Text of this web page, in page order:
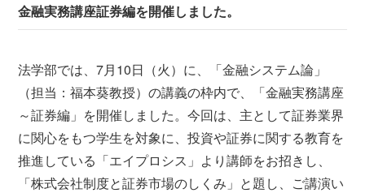
金融実務講座証券編を開催しました。
法学部では、7月10日（火）に、「金融システム論」
（担当：福本葵教授）の講義の枠内で、「金融実務講座
～証券編」を開催しました。今回は、主として証券業界
に関心をもつ学生を対象に、投資や証券に関する教育を
推進している「エイプロシス」より講師をお招きし、
「株式会社制度と証券市場のしくみ」と題し、ご講演い